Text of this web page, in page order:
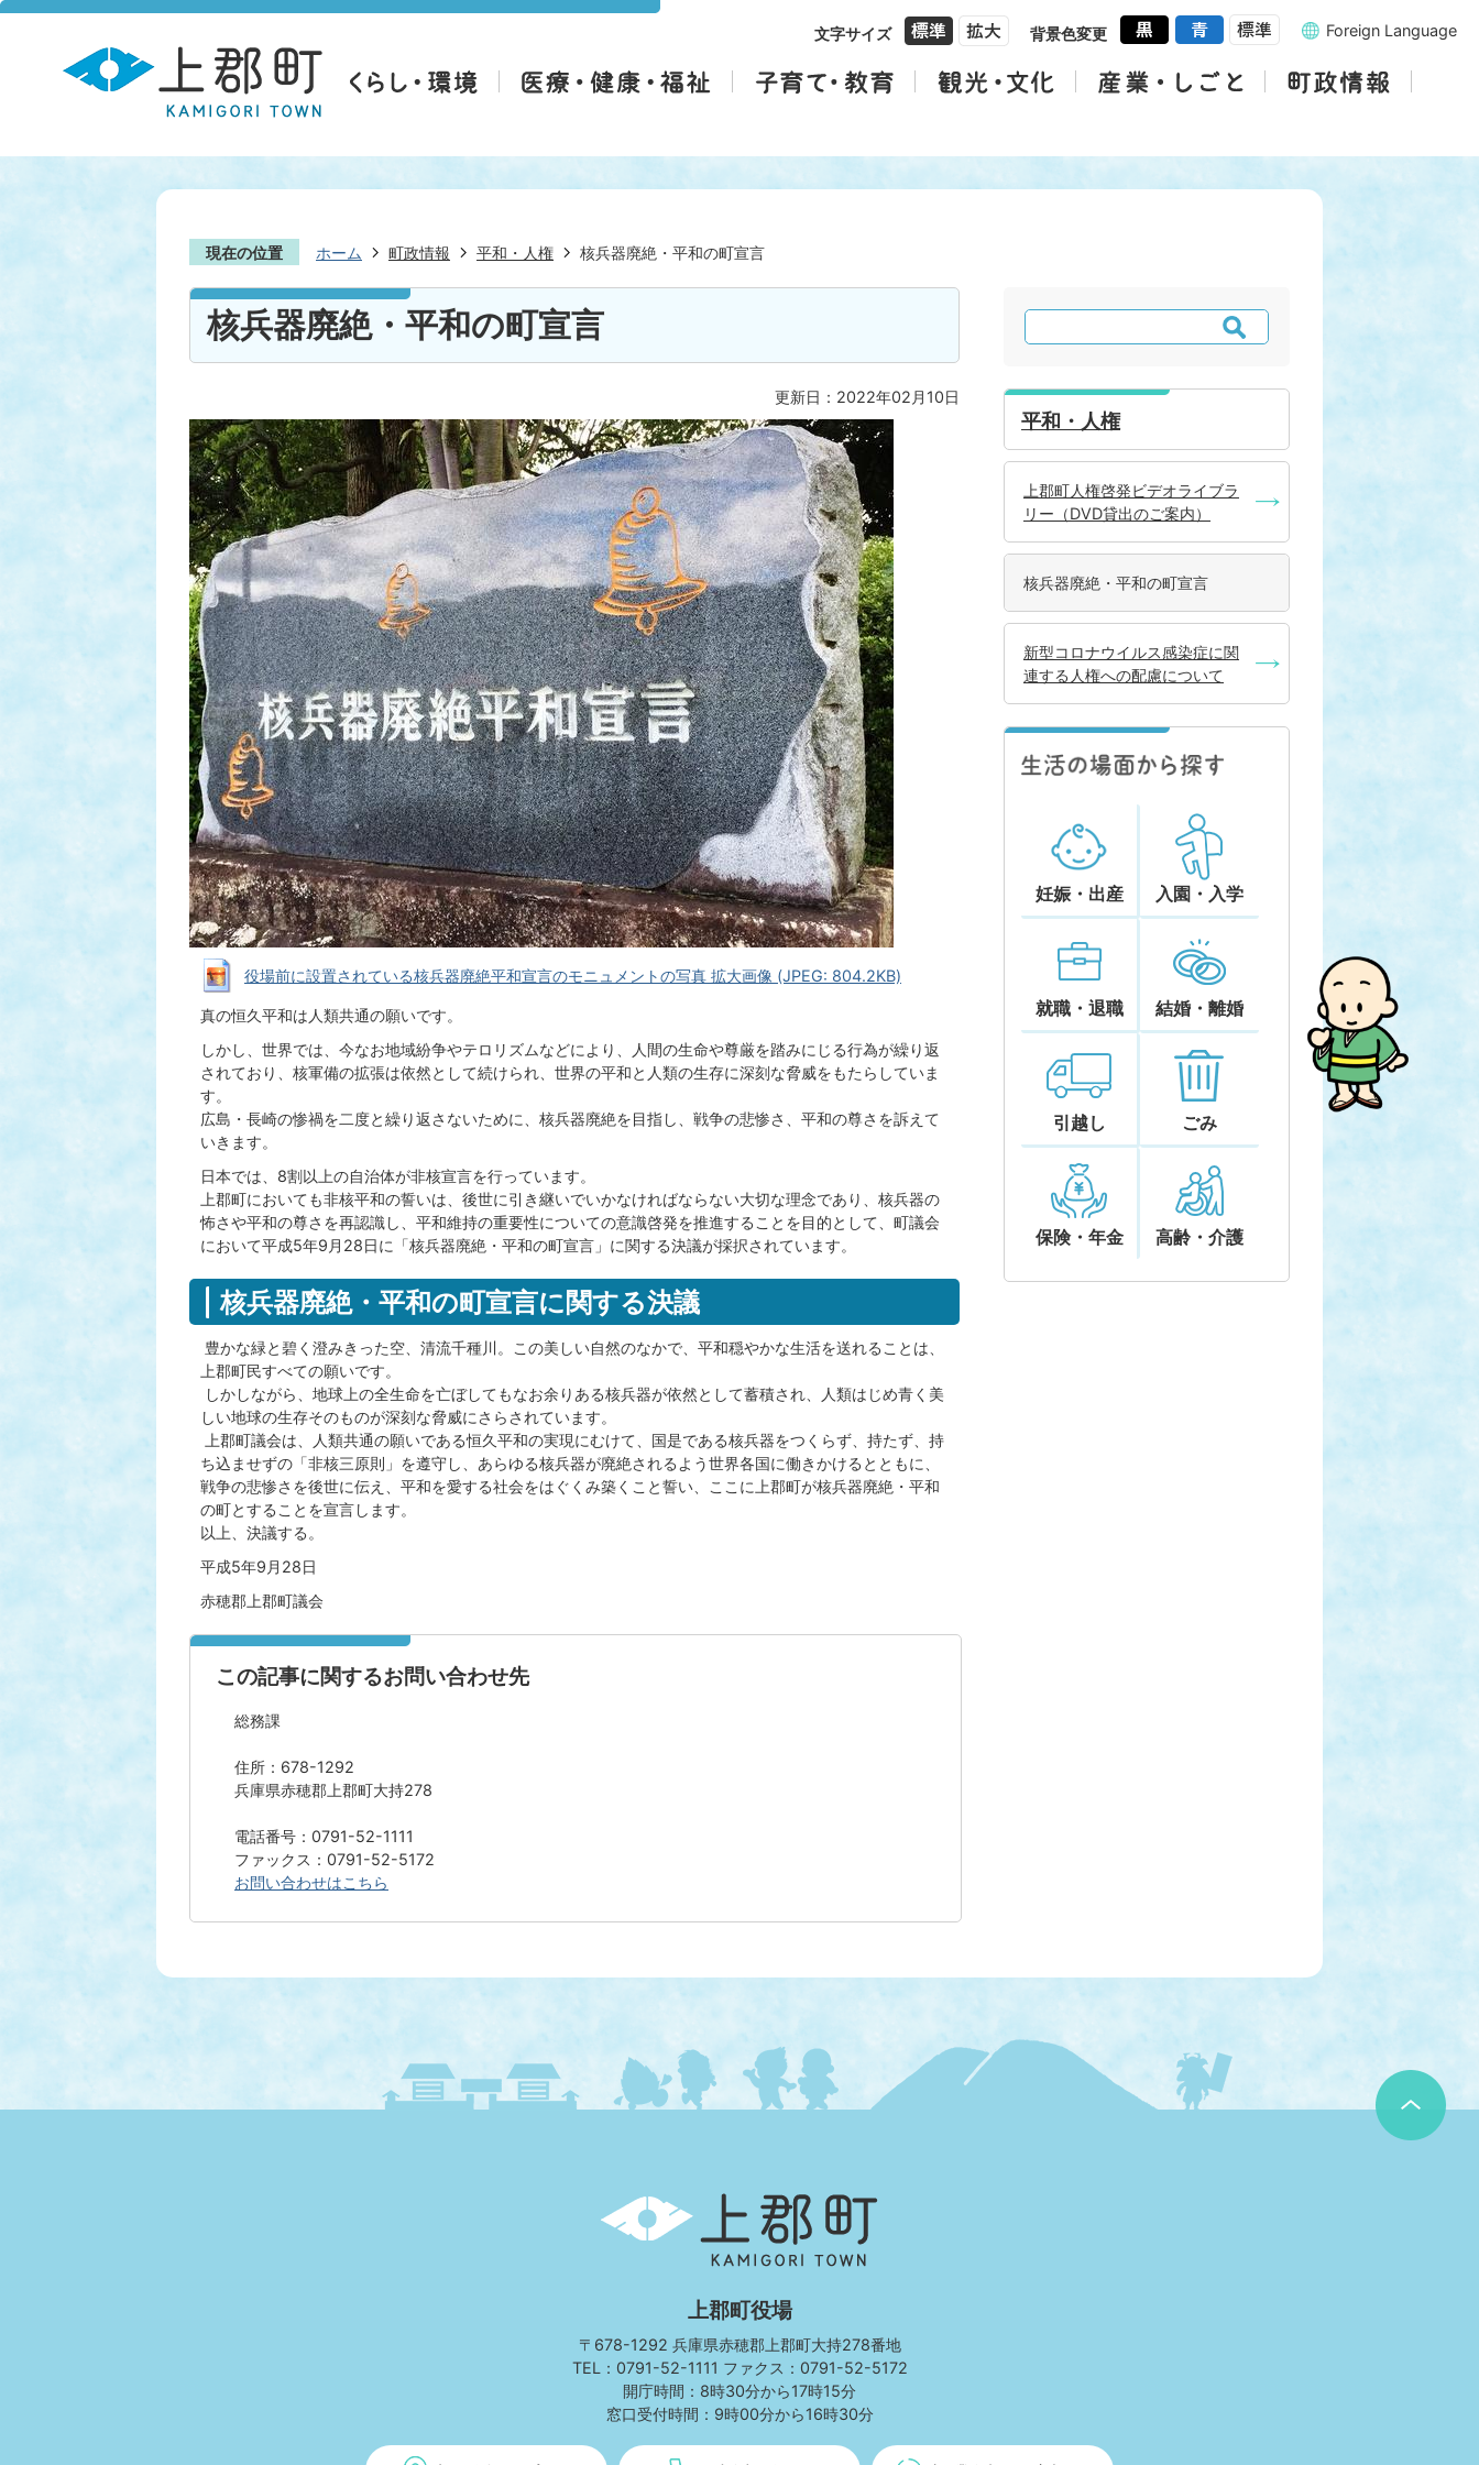
文字サイズ 背景色変更 Foreign Language
現在の位置 ホーム 町政情報 平和・人権 核兵器廃絶・平和の町宣言
核兵器廃絶・平和の町宣言
更新日：2022年02月10日
役場前に設置されている核兵器廃絶平和宣言のモニュメントの写真 拡大画像 (JPEG: 804.2KB)
真の恒久平和は人類共通の願いです。
しかし、世界では、今なお地域紛争やテロリズムなどにより、人間の生命や尊厳を踏みにじる行為が繰り返
されており、核軍備の拡張は依然として続けられ、世界の平和と人類の生存に深刻な脅威をもたらしていま
す。
広島・長崎の惨禍を二度と繰り返さないために、核兵器廃絶を目指し、戦争の悲惨さ、平和の尊さを訴えて
いきます。
日本では、8割以上の自治体が非核宣言を行っています。
上郡町においても非核平和の誓いは、後世に引き継いでいかなければならない大切な理念であり、核兵器の
怖さや平和の尊さを再認識し、平和維持の重要性についての意識啓発を推進することを目的として、町議会
において平成5年9月28日に「核兵器廃絶・平和の町宣言」に関する決議が採択されています。
核兵器廃絶・平和の町宣言に関する決議
豊かな緑と碧く澄みきった空、清流千種川。この美しい自然のなかで、平和穏やかな生活を送れることは、
上郡町民すべての願いです。
しかしながら、地球上の全生命を亡ぼしてもなお余りある核兵器が依然として蓄積され、人類はじめ青く美
しい地球の生存そのものが深刻な脅威にさらされています。
上郡町議会は、人類共通の願いである恒久平和の実現にむけて、国是である核兵器をつくらず、持たず、持
ち込ませずの「非核三原則」を遵守し、あらゆる核兵器が廃絶されるよう世界各国に働きかけるとともに、
戦争の悲惨さを後世に伝え、平和を愛する社会をはぐくみ築くこと誓い、ここに上郡町が核兵器廃絶・平和
の町とすることを宣言します。
以上、決議する。
平成5年9月28日
赤穂郡上郡町議会
この記事に関するお問い合わせ先
総務課
住所：678-1292
兵庫県赤穂郡上郡町大持278
電話番号：0791-52-1111
ファックス：0791-52-5172
お問い合わせはこちら
検
索
平和・人権
上郡町人権啓発ビデオライブラ
リー（DVD貸出のご案内）
核兵器廃絶・平和の町宣言
新型コロナウイルス感染症に関
連する人権への配慮について
妊娠・出産 入園・入学
就職・退職 結婚・離婚
引越し ごみ
保険・年金 高齢・介護
郡
上郡町役場
〒678-1292 兵庫県赤穂郡上郡町大持278番地
TEL：0791-52-1111 ファクス：0791-52-5172
開庁時間：8時30分から17時15分
窓口受付時間：9時00分から16時30分